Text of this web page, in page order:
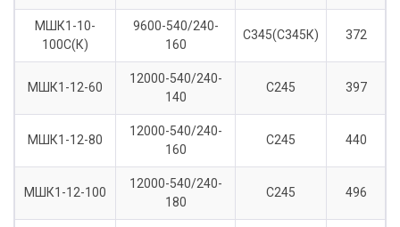
МШК1-10-
100С(К)
9600-540/240-
160
С345(С345К) 372
МШК1-12-60
12000-540/240-
140
С245 397
МШК1-12-80
12000-540/240-
160
С245 440
МШК1-12-100
12000-540/240-
180
С245 496